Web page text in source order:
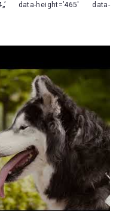
data-height=’465′ data-